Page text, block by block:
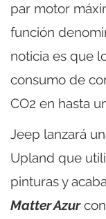
par motor
función
noticia es que
consumo de
CO2 en hasta
Jeep lanzará
Upland que
pinturas y
Matter Azurcon